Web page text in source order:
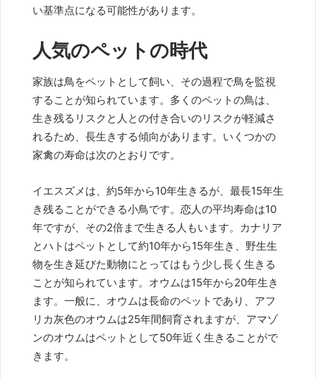
い基準点になる可能性があります。
人気のペットの時代
家族は鳥をペットとして飼い、その過程で鳥を監視
することが知られています。多くのペットの鳥は、
生き残るリスクと人との付き合いのリスクが軽減さ
れるため、長生きする傾向があります。いくつかの
家禽の寿命は次のとおりです。
イエスズメは、約5年から10年生きるが、最長15年生
き残ることができる小鳥です。恋人の平均寿命は10
年ですが、その2倍まで生きる人もいます。カナリア
とハトはペットとして約10年から15年生き、野生生
物を生き延びた動物にとってはもう少し長く生きる
ことが知られています。オウムは15年から20年生き
ます。一般に、オウムは長命のペットであり、アフ
リカ灰色のオウムは25年間飼育されますが、アマゾ
ンのオウムはペットとして50年近く生きることがで
きます。